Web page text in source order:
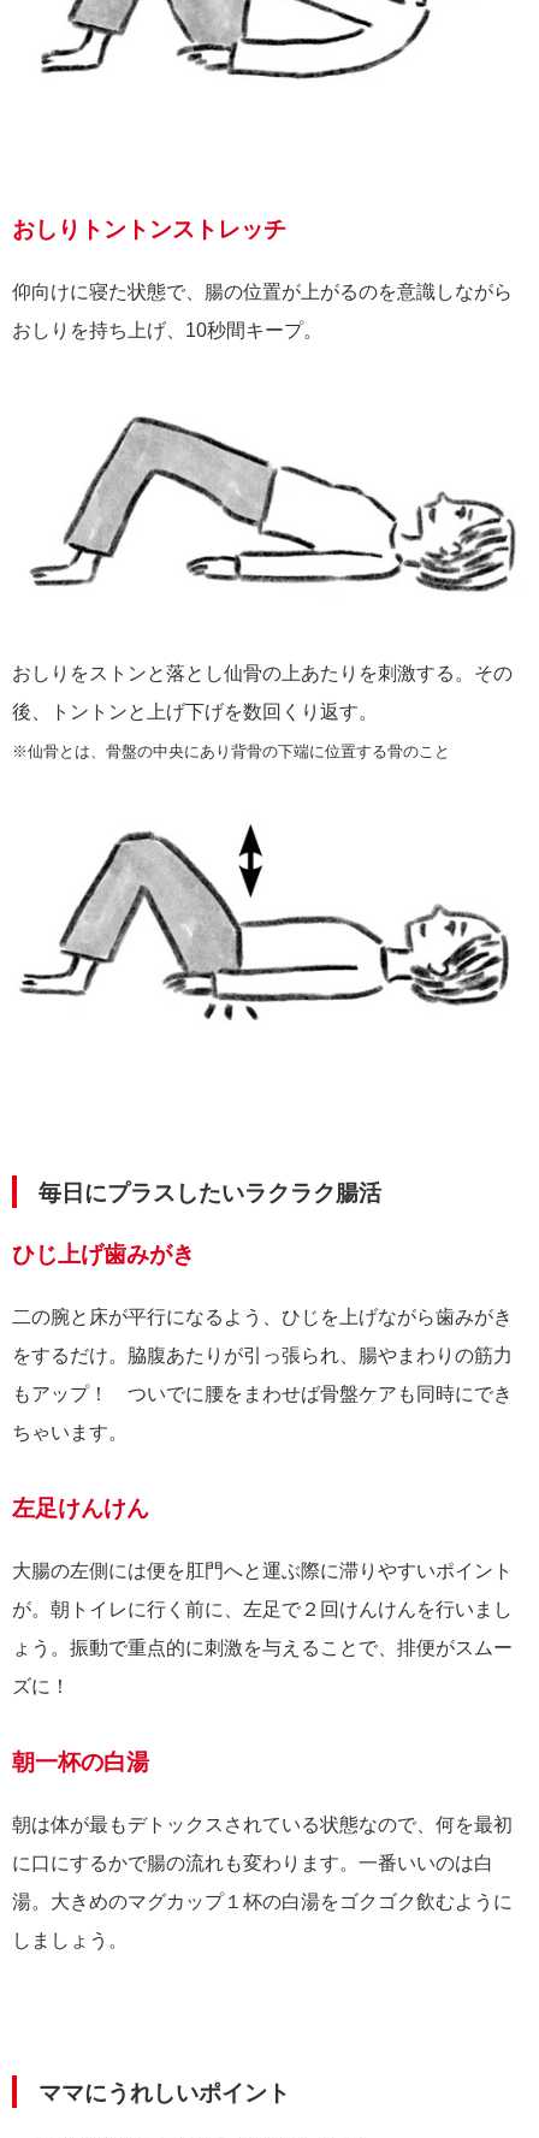
おしりトントンストレッチ
仰向けに寝た状態で、腸の位置が上がるのを意識しながら
おしりを持ち上げ、10秒間キープ。
おしりをストンと落とし仙骨の上あたりを刺激する。その
後、トントンと上げ下げを数回くり返す。
※仙骨とは、骨盤の中央にあり背骨の下端に位置する骨のこと
毎日にプラスしたいラクラク腸活
ひじ上げ歯みがき
二の腕と床が平行になるよう、ひじを上げながら歯みがき
をするだけ。脇腹あたりが引っ張られ、腸やまわりの筋力
もアップ！ ついでに腰をまわせば骨盤ケアも同時にでき
ちゃいます。
左足けんけん
大腸の左側には便を肛門へと運ぶ際に滞りやすいポイント
が。朝トイレに行く前に、左足で２回けんけんを行いまし
ょう。振動で重点的に刺激を与えることで、排便がスムー
ズに！
朝一杯の白湯
朝は体が最もデトックスされている状態なので、何を最初
に口にするかで腸の流れも変わります。一番いいのは白
湯。大きめのマグカップ１杯の白湯をゴクゴク飲むように
しましょう。
ママにうれしいポイント